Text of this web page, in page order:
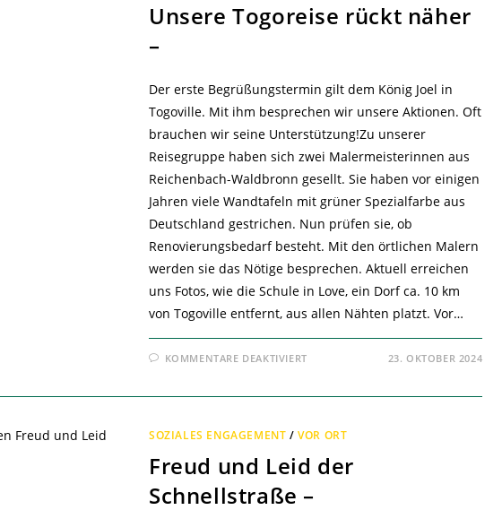
Unsere Togoreise rückt näher
–
Der erste Begrüßungstermin gilt dem König Joel in
Togoville. Mit ihm besprechen wir unsere Aktionen. Oft
brauchen wir seine Unterstützung!Zu unserer
Reisegruppe haben sich zwei Malermeisterinnen aus
Reichenbach-Waldbronn gesellt. Sie haben vor einigen
Jahren viele Wandtafeln mit grüner Spezialfarbe aus
Deutschland gestrichen. Nun prüfen sie, ob
Renovierungsbedarf besteht. Mit den örtlichen Malern
werden sie das Nötige besprechen. Aktuell erreichen
uns Fotos, wie die Schule in Love, ein Dorf ca. 10 km
von Togoville entfernt, aus allen Nähten platzt. Vor…
KOMMENTARE DEAKTIVIERTFÜR
RÜCKT
23. OKTOBER 2024
SOZIALES ENGAGEMENT /VOR ORT
Freud und Leid der
Schnellstraße –